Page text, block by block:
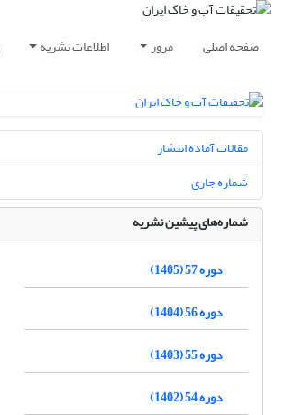
صفحه اصلی مرور اطلاعات نشریه
مقالات آماده انتشار
شماره جاری
شماره‌های پیشین نشریه
دوره 57 (1405)
دوره 56 (1404)
دوره 55 (1403)
دوره 54 (1402)